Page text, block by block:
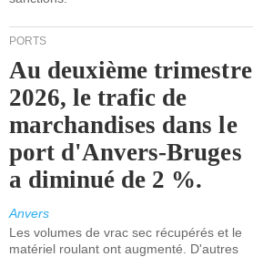
PORTS
Au deuxième trimestre
2026, le trafic de
marchandises dans le
port d'Anvers-Bruges
a diminué de 2 %.
Anvers
Les volumes de vrac sec récupérés et le
matériel roulant ont augmenté. D'autres